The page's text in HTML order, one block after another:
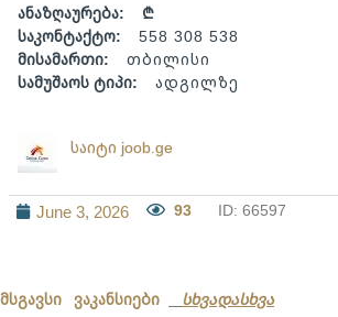
ანაზღაურება:
₾
საკონტაქტო:
558 308 538
მისამართი:
თბილისი
სამუშაოს ტიპი:
ადგილზე
საიტი joob.ge
June 3, 2026 93 ID: 66597
მსგავსი ვაკანსიები სხვადასხვა